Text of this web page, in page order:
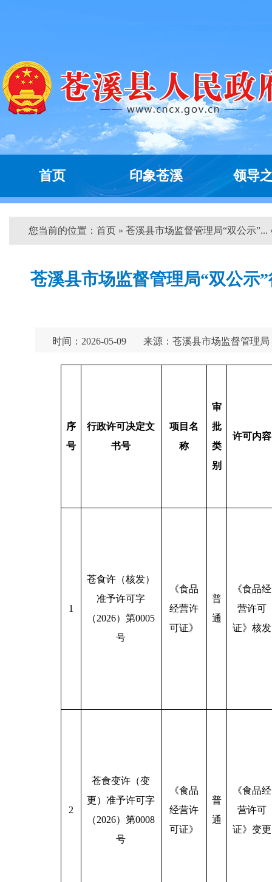
首页 印象苍溪 领导
您当前的位置： 首页 » 苍溪县市场监督管理局“双公示”...
苍溪县市场监督管理局“双公示
时间：2026-05-09 来源：苍溪县市场监督管理局
序
号
行政许可决定文
书号
项目名
称
审
批
类
别
许可内容
1
苍食许（核发）
准予许可字
（2026）第0005
号
《食品
经营许
可证》
普
通
《食品经
营许可
证》核发
2
苍食变许（变
更）准予许可字
（2026）第0008
号
《食品
经营许
可证》
普
通
《食品经
营许可
证》变更